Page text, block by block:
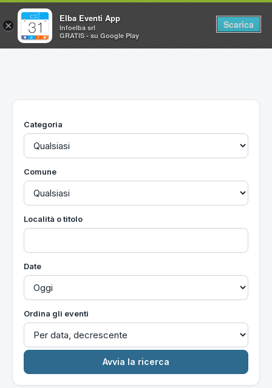
Home
Utilità
Categoria
Comune
Località o titolo
Date
Ordina gli eventi
×
Elba Eventi App
Infoelba srl
GRATIS - su Google Play
Scarica